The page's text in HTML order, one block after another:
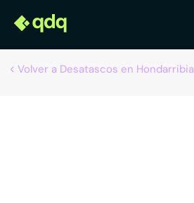
Volver a Desatascos en Hondarribia